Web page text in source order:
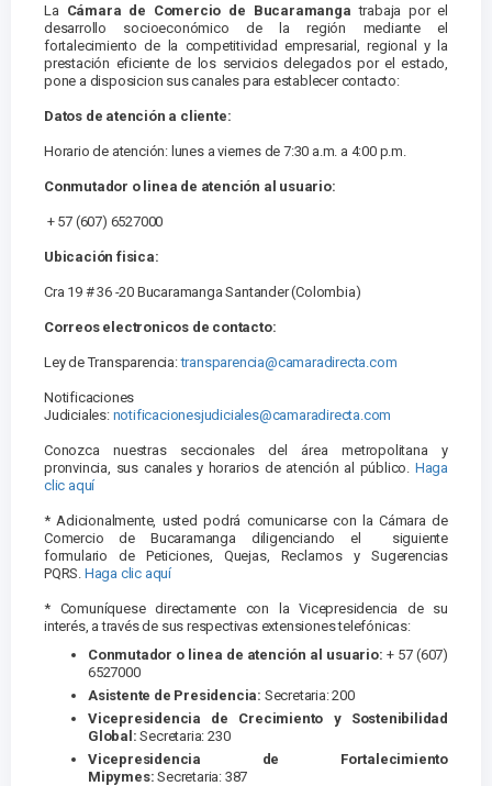
La Cámara de Comercio de Bucaramangatrabaja por el
desarrollo socioeconómico de la región mediante el
fortalecimiento de la competitividad empresarial, regional y la
prestación eficiente de los servicios delegados por el estado,
pone a disposicion sus canales para establecer contacto:
Datos de atención a cliente:
Horario de atención: lunes a viernes de 7:30 a.m. a 4:00 p.m.
Conmutador o linea de atención al usuario:
+ 57 (607) 6527000
Ubicación fisica:
Cra 19 # 36 -20 Bucaramanga Santander (Colombia)
Correos electronicos de contacto:
Ley de Transparencia:transparencia@camaradirecta.com
Notificaciones
Judiciales: notificacionesjudiciales@camaradirecta.com
Conozca nuestras seccionales del área metropolitana y
pronvincia, sus canales y horarios de atención al público. Haga
clic aquí
* Adicionalmente, usted podrá comunicarse con la Cámara de
Comercio de Bucaramanga diligenciando el siguiente
formulario de Peticiones, Quejas, Reclamos y Sugerencias
PQRS. Haga clic aquí
* Comuníquese directamente con la Vicepresidencia de su
interés, a través de sus respectivas extensiones telefónicas:
Conmutador o linea de atención al usuario: + 57 (607)
6527000
Asistente de Presidencia: Secretaria: 200
Vicepresidencia de Crecimiento y Sostenibilidad
Global: Secretaria: 230
Vicepresidencia de Fortalecimiento
Mipymes:Secretaria: 387